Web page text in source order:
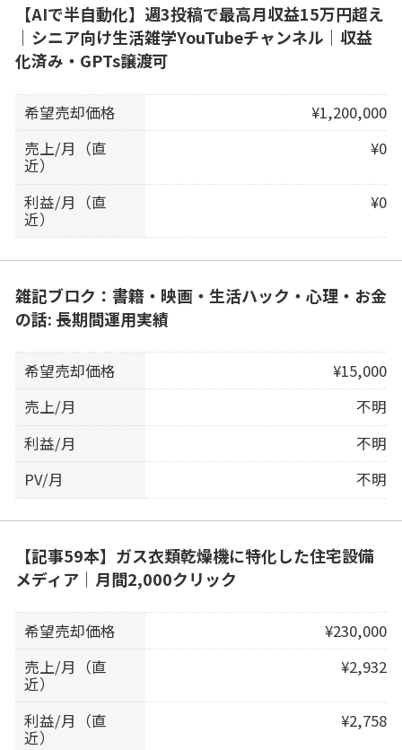
【AIで半自動化】週3投稿で最高月収益15万円超え
｜シニア向け生活雑学YouTubeチャンネル｜収益
化済み・GPTs譲渡可
希望売却価格
¥1,200,000
売上/月（直
近）
¥0
利益/月（直
近）
¥0
雑記ブロク：書籍・映画・生活ハック・心理・お金
の話: 長期間運用実績
希望売却価格
¥15,000
売上/月
不明
利益/月
不明
PV/月
不明
【記事59本】ガス衣類乾燥機に特化した住宅設備
メディア｜月間2,000クリック
希望売却価格
¥230,000
売上/月（直
近）
¥2,932
利益/月（直
近）
¥2,758